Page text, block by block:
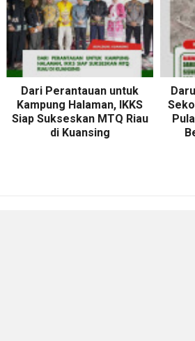
Dari Perantauan untuk
Kampung Halaman, IKKS
Siap Sukseskan MTQ Riau
di Kuansing